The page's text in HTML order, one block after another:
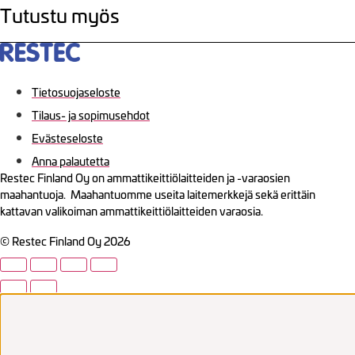
Tutustu myös
Tietosuojaseloste
Tilaus- ja sopimusehdot
Evästeseloste
Anna palautetta
Restec Finland Oy on ammattikeittiölaitteiden ja -varaosien
maahantuoja. Maahantuomme useita laitemerkkejä sekä erittäin
kattavan valikoiman ammattikeittiölaitteiden varaosia.
© Restec Finland Oy 2026